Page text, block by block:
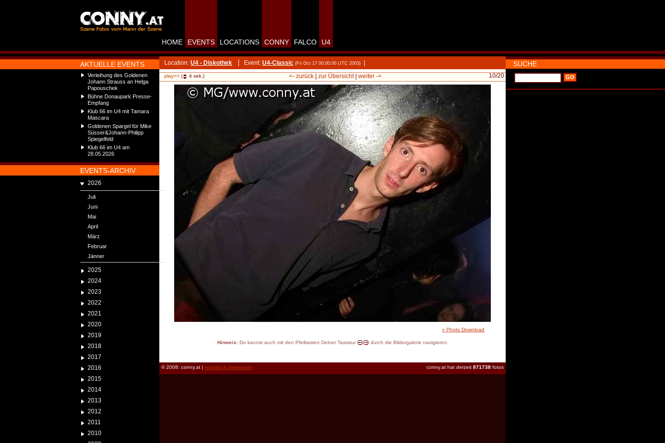
AKTUELLE EVENTS
Verleihung des Goldenen
Johann Strauss an Helga
Papouschek
Bühne Donaupark Presse-
Empfang
Klub 66 im U4 mit Tamara
Mascara
Goldenen Spargel für Mike
Süsser&Johann-Philipp
Spiegelfeld
Klub 66 im U4 am
28.05.2026
EVENTS-ARCHIV
2026
Juli
Juni
Mai
April
März
Februar
Jänner
2025
2024
2023
2022
2021
2020
2019
2018
2017
2016
2015
2014
2013
2012
2011
2010
HOME EVENTS LOCATIONS CONNY FALCO U4
Location: U4 - Diskothek Event: U4-Classic (Fri Oct 17 00:00:00 UTC 2003)
play>> ( 4 sek.) 10/20
<- zurück| zur Übersicht| weiter ->
» Photo Download
Hinweis:Du kannst auch mit den Pfeiltasten Deiner Tastatur durch die Bildergalerie navigieren.
conny.at hat derzeit 871738 fotos
© 2008: conny.at | kontakt & impressum
SUCHE